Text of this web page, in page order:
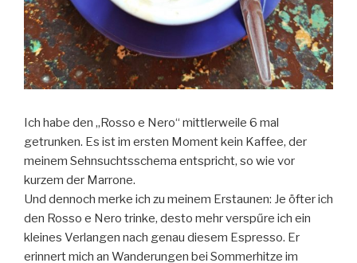
Ich habe den „Rosso e Nero“ mittlerweile 6 mal
getrunken. Es ist im ersten Moment kein Kaffee, der
meinem Sehnsuchtsschema entspricht, so wie vor
kurzem der Marrone.
Und dennoch merke ich zu meinem Erstaunen: Je öfter ich
den Rosso e Nero trinke, desto mehr verspűre ich ein
kleines Verlangen nach genau diesem Espresso. Er
erinnert mich an Wanderungen bei Sommerhitze im